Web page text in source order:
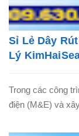
Sỉ Lẻ Dây
Lý
Trong các công
điện (M&E) và